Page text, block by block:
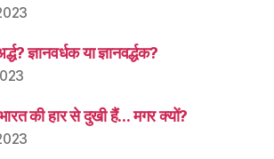
ज्ञानवर्धक या ज्ञानवर्द्धक?
की हार से दुखी हैं… मगर क्यों?